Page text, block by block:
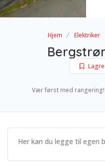
Hjem Elektriker
Lagre
Vær først med rangering!
Her kan du legge til egen